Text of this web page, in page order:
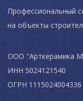
Профессиональный
на объекты
ООО "Арткерамика
ИНН 5024121540
ОГРН 1115024004336